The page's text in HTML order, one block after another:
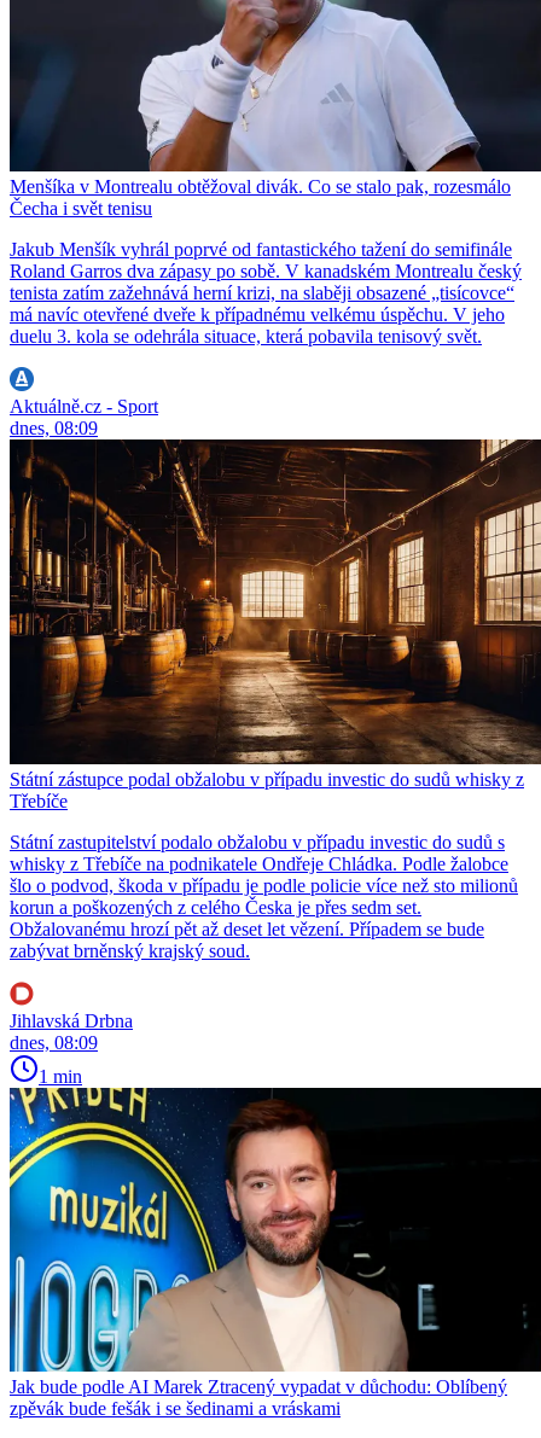
Menšíka v Montrealu obtěžoval divák. Co se stalo pak, rozesmálo
Čecha i svět tenisu
Jakub Menšík vyhrál poprvé od fantastického tažení do semifinále
Roland Garros dva zápasy po sobě. V kanadském Montrealu český
tenista zatím zažehnává herní krizi, na slaběji obsazené „tisícovce“
má navíc otevřené dveře k případnému velkému úspěchu. V jeho
duelu 3. kola se odehrála situace, která pobavila tenisový svět.
Aktuálně.cz - Sport
dnes, 08:09
Státní zástupce podal obžalobu v případu investic do sudů whisky z
Třebíče
Státní zastupitelství podalo obžalobu v případu investic do sudů s
whisky z Třebíče na podnikatele Ondřeje Chládka. Podle žalobce
šlo o podvod, škoda v případu je podle policie více než sto milionů
korun a poškozených z celého Česka je přes sedm set.
Obžalovanému hrozí pět až deset let vězení. Případem se bude
zabývat brněnský krajský soud.
Jihlavská Drbna
dnes, 08:09
1 min
Jak bude podle AI Marek Ztracený vypadat v důchodu: Oblíbený
zpěvák bude fešák i se šedinami a vráskami